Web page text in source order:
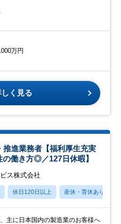
万円
しく見る
進業務者【福利厚生充実
の働き方◎／127日休暇】
ス株式会社
休日120日以上 産休・育休あり
主に日本国内の製造業のお客様へ